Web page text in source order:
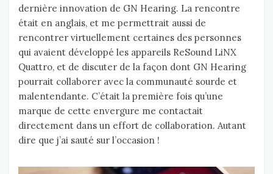
dernière innovation de GN Hearing. La rencontre
était en anglais, et me permettrait aussi de
rencontrer virtuellement certaines des personnes
qui avaient développé les appareils ReSound LiNX
Quattro, et de discuter de la façon dont GN Hearing
pourrait collaborer avec la communauté sourde et
malentendante. C’était la première fois qu’une
marque de cette envergure me contactait
directement dans un effort de collaboration. Autant
dire que j’ai sauté sur l’occasion !